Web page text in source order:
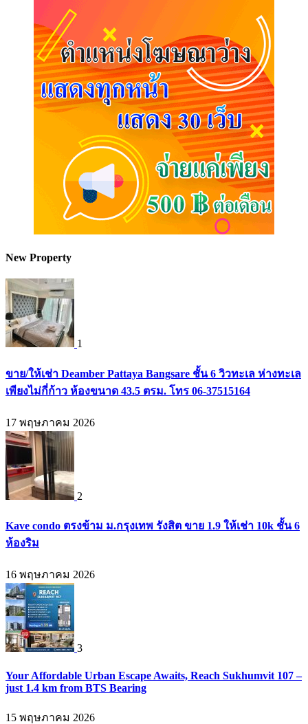
New Property
1
ขาย/ให้เช่า Deamber Pattaya Bangsare ชั้น 6 วิวทะเล ห่างทะเล
เพียงไม่กี่ก้าว ห้องขนาด 43.5 ตรม. โทร 06-37515164
17 พฤษภาคม 2026
2
Kave condo ตรงข้าม ม.กรุงเทพ รังสิต ขาย 1.9 ให้เช่า 10k ชั้น 6
ห้องริม
16 พฤษภาคม 2026
3
Your Affordable Urban Escape Awaits, Reach Sukhumvit 107 –
just 1.4 km from BTS Bearing
15 พฤษภาคม 2026